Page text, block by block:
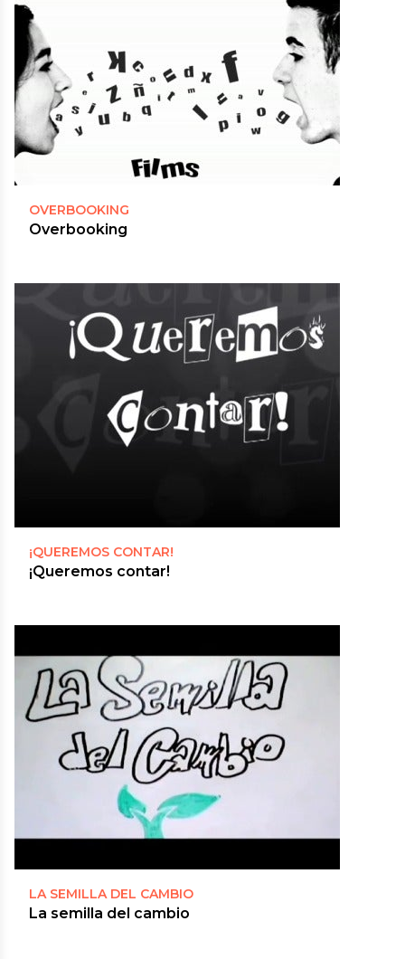
OVERBOOKING
Overbooking
¡QUEREMOS CONTAR!
¡Queremos contar!
LA SEMILLA DEL CAMBIO
La semilla del cambio